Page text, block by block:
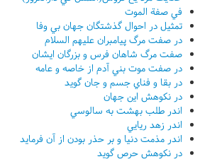
في صفة الموت
تمثيل در احوال گذشتگان جهان بي وفا
در صفت مرگ پيامبران عليهم السلام
صفت مرگ شاهان فرس و بزرگان ايشان
در صفت موت بني آدم از خاصه و عامه
در بقا و فناي جسم و جان گويد
در نکوهش اين جهان
اندر طلب بهشت به سالوسي
اندر زهد ريايي
اندر مذمت دنيا و بر حذر بودن از آن فرمايد
در نکوهش حرص گويد